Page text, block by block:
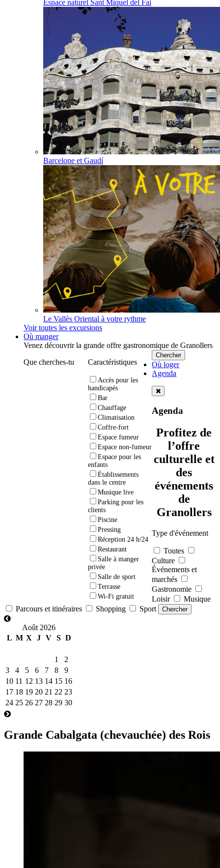
Espace naturel Sant Miquel del Fai
Barcelone et Gaudí
Le Vallès Oriental à votre rythme
Voir toutes les excursions
Où manger
Venez découvrir la grande offre gastronomique de Granollers
Que cherches-tu
Caractéristiques
Accès pour les
handicapés
Bar
Chauffage
Climatisation
Coffre-fort
Espace fumeur
Espace non-fumeur
Espace pour les
enfants
Établissements
dans le centre
Musique live
Parking pour les
clients
Piscine
Pressing
Réception 24 h/24
Restaurant
Salle à manger
privée
Salle de sport
Terrasse
Wi-Fi gratuit
Où loger
Agenda
Agenda
Profitez de
l’offre
culturelle et
des
événements
de
Granollers
Type d'événement
Toutes
Culture
Événements et
marchés
Gastronomie
Loisir
Musique
Parcours et itinéraires
Shopping Sport
Août 2026
L M X J V S D
1
2
3
4 5 6 7 8
9
10 11 12 13 14 15 16
17 18 19 20 21 22 23
24 25 26 27 28 29 30
Grande Cabalgata (chevauchée) des Rois